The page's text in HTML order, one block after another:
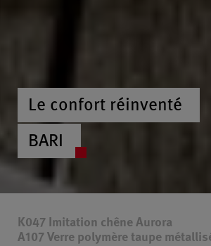
Le confort réinventé
BARI
K047 Imitation chêne Aurora
A107 Verre polymère taupe